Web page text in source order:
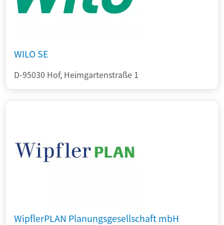
WILO SE
D-95030 Hof, Heimgartenstraße 1
WipflerPLAN Planungsgesellschaft mbH